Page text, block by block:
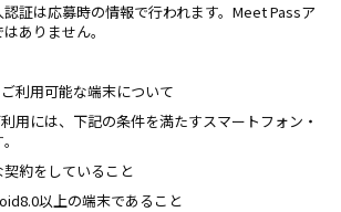
証は応募時の情報で行われます。Meet Passア
ありません｡
利用可能な端末について
用には、下記の条件を満たすスマートフォン・
契約をしていること
以上の端末であること